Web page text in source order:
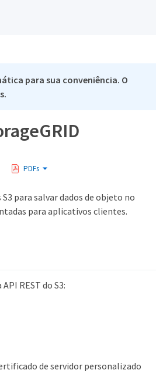
para sua conveniência. O
PDFs
para salvar dados de objeto no
para aplicativos clientes.
REST do S3:
de servidor personalizado